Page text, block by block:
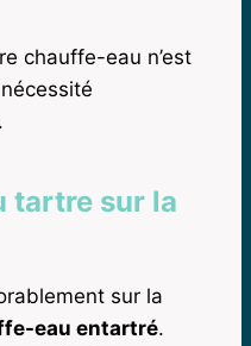
chauffe-eau n’est
tartre sur la
sur la
eau entartré.